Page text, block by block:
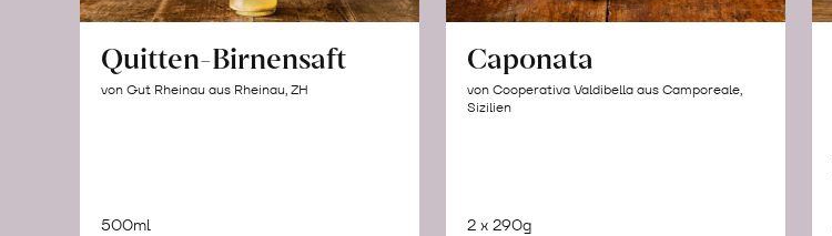
Quitten-Birnensaft
von Gut Rheinau aus Rheinau, ZH
500ml
Caponata
von Cooperativa Valdibella aus Camporeale,
Sizilien
2 x 290g